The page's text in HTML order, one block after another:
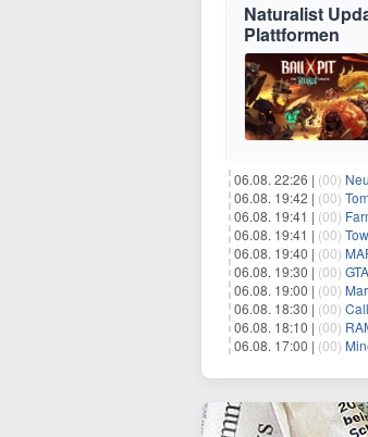
Naturalist
Plattformen
06.08. 22:26 | (00)
06.08. 19:42 | (00)
06.08. 19:41 | (00)
06.08. 19:41 | (00)
06.08. 19:40 | (00)
06.08. 19:30 | (00)
06.08. 19:00 | (00)
06.08. 18:30 | (00)
06.08. 18:10 | (00)
06.08. 17:00 | (00)